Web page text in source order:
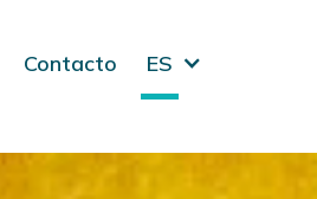
Contacto ES